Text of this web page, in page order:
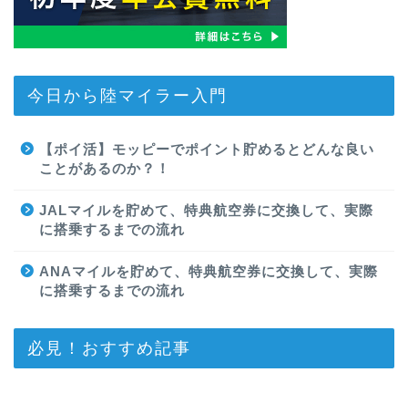
今日から陸マイラー入門
【ポイ活】モッピーでポイント貯めるとどんな良い
ことがあるのか？！
JALマイルを貯めて、特典航空券に交換して、実際
に搭乗するまでの流れ
ANAマイルを貯めて、特典航空券に交換して、実際
に搭乗するまでの流れ
必見！おすすめ記事